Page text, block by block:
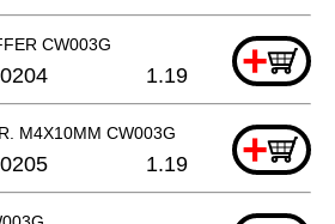
CW003G +
1.19
M4X10MM CW003G +
1.19